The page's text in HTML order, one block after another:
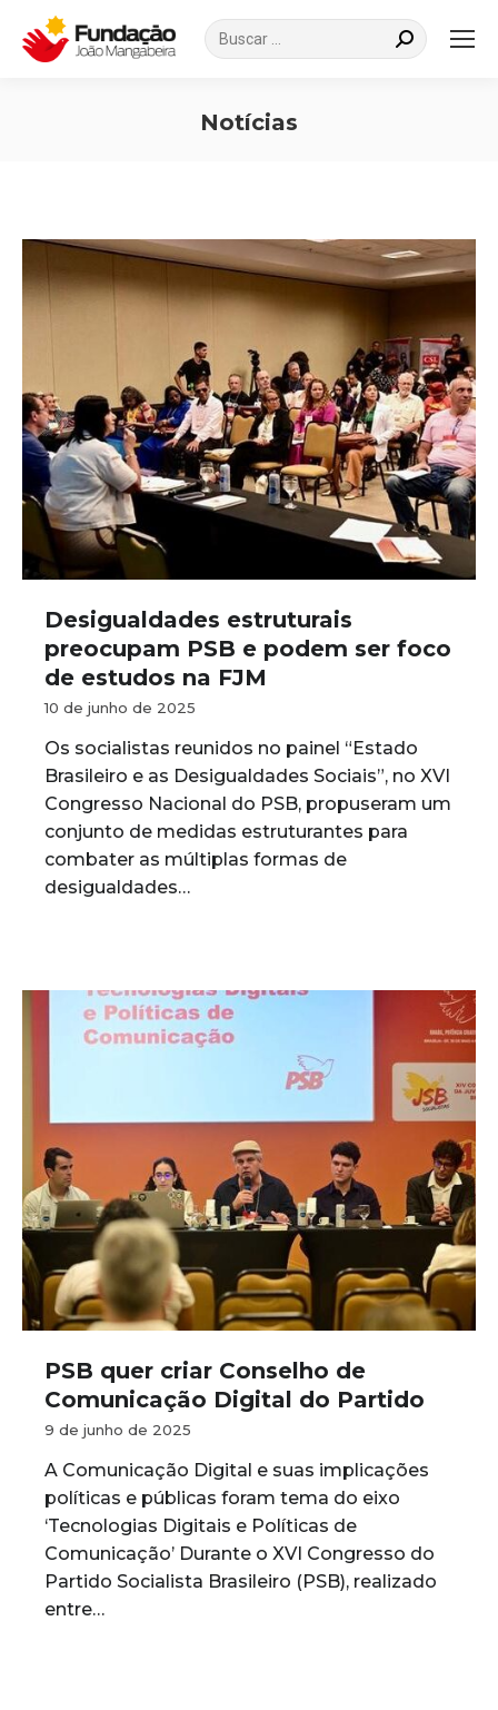
Search:
Notícias
Desigualdades estruturais
preocupam PSB e podem ser foco
de estudos na FJM
10 de junho de 2025
Os socialistas reunidos no painel “Estado
Brasileiro e as Desigualdades Sociais”, no XVI
Congresso Nacional do PSB, propuseram um
conjunto de medidas estruturantes para
combater as múltiplas formas de
desigualdades…
PSB quer criar Conselho de
Comunicação Digital do Partido
9 de junho de 2025
A Comunicação Digital e suas implicações
políticas e públicas foram tema do eixo
‘Tecnologias Digitais e Políticas de
Comunicação’ Durante o XVI Congresso do
Partido Socialista Brasileiro (PSB), realizado
entre…